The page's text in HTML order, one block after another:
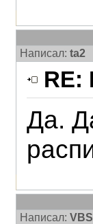
Написал: ta2
RE:
Да.
Написал: VBS